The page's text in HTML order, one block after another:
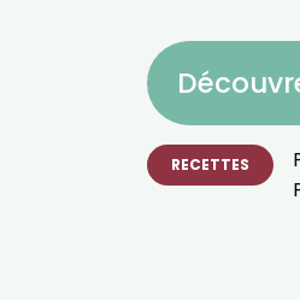
RECETTES